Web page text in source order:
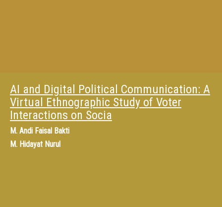
AI and Digital Political Communication: A
Virtual Ethnographic Study of Voter
Interactions on Socia
M. Andi Faisal Bakti
M. Hidayat Nurul